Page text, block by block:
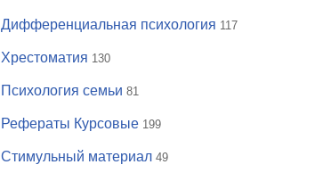
Дифференциальная психология 117
Хрестоматия 130
Психология семьи 81
Рефераты Курсовые 199
Стимульный материал 49